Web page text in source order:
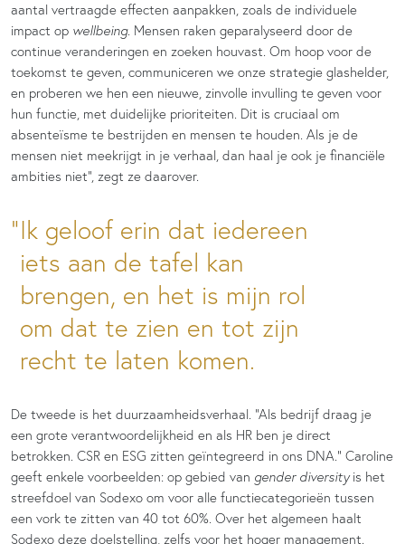
aantal vertraagde effecten aanpakken, zoals de individuele
impact op wellbeing. Mensen raken geparalyseerd door de
continue veranderingen en zoeken houvast. Om hoop voor de
toekomst te geven, communiceren we onze strategie glashelder,
en proberen we hen een nieuwe, zinvolle invulling te geven voor
hun functie, met duidelijke prioriteiten. Dit is cruciaal om
absenteïsme te bestrijden en mensen te houden. Als je de
mensen niet meekrijgt in je verhaal, dan haal je ook je financiële
ambities niet”, zegt ze daarover.
Ik geloof erin dat iedereen
iets aan de tafel kan
brengen, en het is mijn rol
om dat te zien en tot zijn
recht te laten komen.
De tweede is het duurzaamheidsverhaal. “Als bedrijf draag je
een grote verantwoordelijkheid en als HR ben je direct
betrokken. CSR en ESG zitten geïntegreerd in ons DNA.” Caroline
geeft enkele voorbeelden: op gebied van gender diversityis het
streefdoel van Sodexo om voor alle functiecategorieën tussen
een vork te zitten van 40 tot 60%. Over het algemeen haalt
Sodexo deze doelstelling, zelfs voor het hoger management.